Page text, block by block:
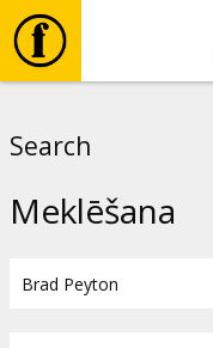
Search
Meklēšana